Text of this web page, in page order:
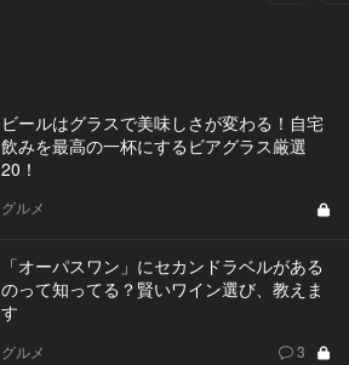
ビールはグラスで美味しさが変わる！自宅
飲みを最高の一杯にするビアグラス厳選
20！
グルメ
「オーパスワン」にセカンドラベルがある
のって知ってる？賢いワイン選び、教えま
す
グルメ 3